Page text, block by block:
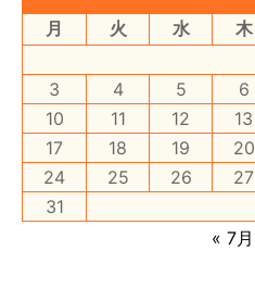
月
火 水 木
3
4 5 6
10
11 12 13
17
18 19 20
24
25 26 27
31
« 7月